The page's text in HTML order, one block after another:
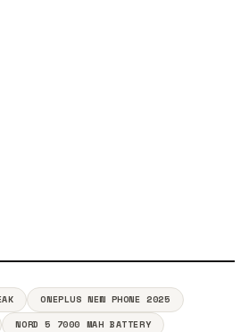
ONEPLUS NEW PHONE 2025
NORD 5 7000 MAH BATTERY